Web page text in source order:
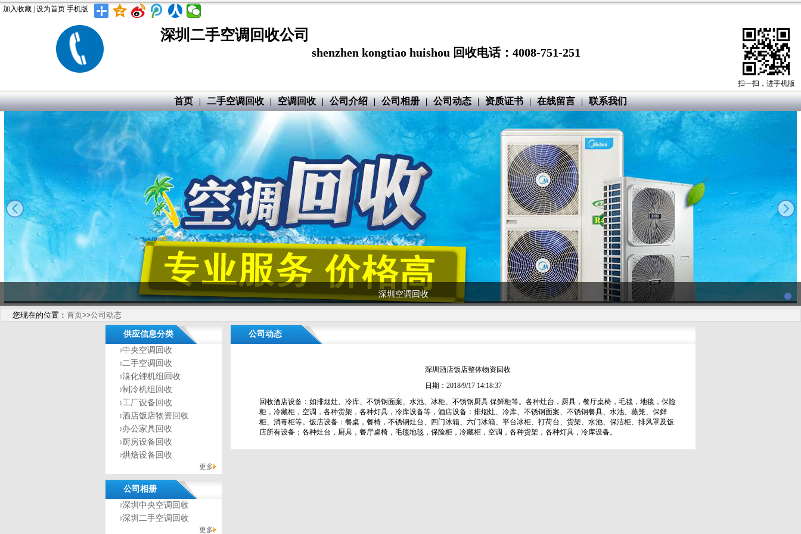
加入收藏 设为首页 手机版
扫一扫，进手机版
深圳二手空调回收公司
shenzhen kongtiao huishou 回收电话：4008-751-251
首页 | 二手空调回收 | 空调回收 | 公司介绍 | 公司相册 | 公司动态 | 资质证书 | 在线留言 | 联系我们
next
深圳空调回收
您现在的位置： 首页>>公司动态
供应信息分类
中央空调回收
二手空调回收
溴化锂机组回收
制冷机组回收
工厂设备回收
酒店饭店物资回收
办公家具回收
厨房设备回收
烘焙设备回收
更多
公司相册
深圳中央空调回收
深圳二手空调回收
更多
公司动态
深圳酒店饭店整体物资回收
日期：2018/9/17 14:18:37
回收酒店设备：如排烟灶、冷库、不锈钢面案、水池、冰柜、不锈钢厨具.保鲜柜等。各种灶台，厨具，餐厅桌椅，毛毯，地毯，保险
柜，冷藏柜，空调，各种货架，各种灯具，冷库设备等，酒店设备：排烟灶、冷库、不锈钢面案、不锈钢餐具、水池、蒸笼、保鲜
柜、消毒柜等。饭店设备：餐桌，餐椅，不锈钢灶台、四门冰箱、六门冰箱、平台冰柜、打荷台、货架、水池、保洁柜、排风罩及饭
店所有设备；各种灶台，厨具，餐厅桌椅，毛毯地毯，保险柜，冷藏柜，空调，各种货架，各种灯具，冷库设备。